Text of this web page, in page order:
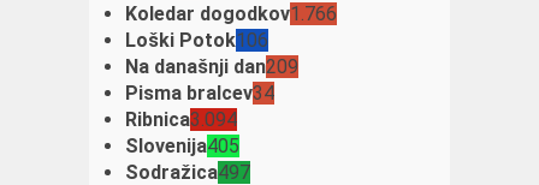
Koledar dogodkov1.766
Loški Potok106
Na današnji dan209
Pisma bralcev34
Ribnica3.094
Slovenija405
Sodražica497